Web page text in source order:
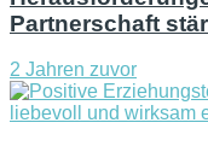
Partnerschaft
2 Jahren zuvor